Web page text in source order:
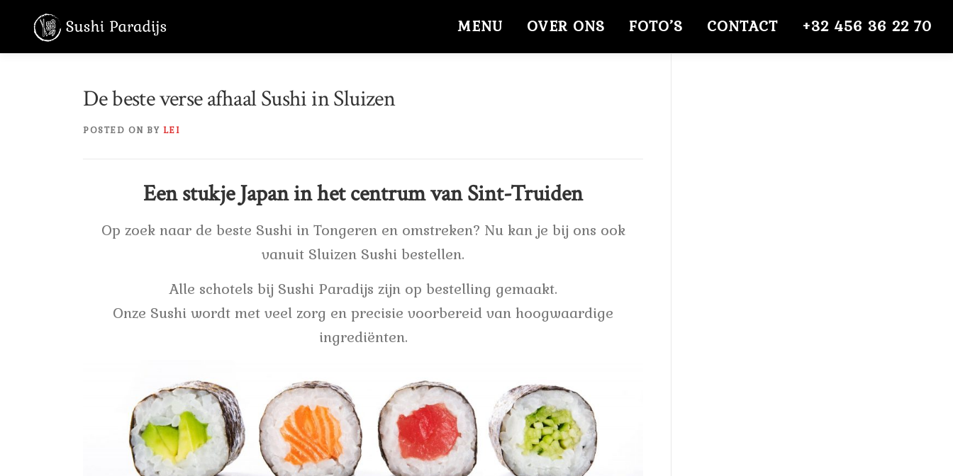
content
MENU OVER ONS FOTO’S CONTACT +32 456 36 22 70
De beste verse afhaal Sushi in Sluizen
POSTED ON BY LEI
Een stukje Japan in het centrum van Sint-Truiden
Op zoek naar de beste Sushi in Tongeren en omstreken? Nu kan je bij ons ook
vanuit Sluizen Sushi bestellen.
Alle schotels bij Sushi Paradijs zijn op bestelling gemaakt.
Onze Sushi wordt met veel zorg en precisie voorbereid van hoogwaardige
ingrediënten.